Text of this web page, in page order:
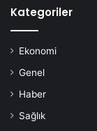
Kategoriler
Ekonomi
Genel
Haber
Sağlık